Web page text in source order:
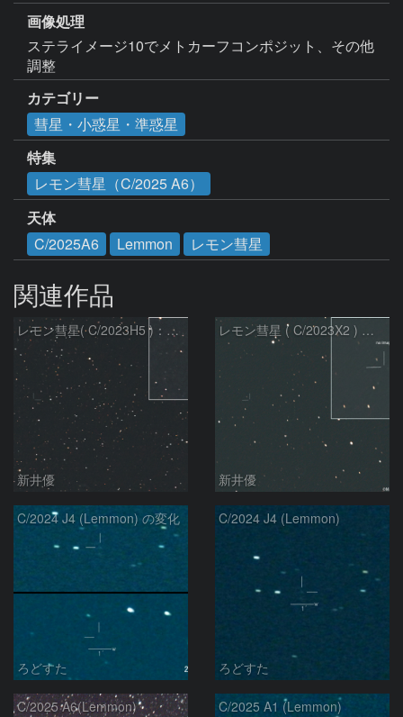
画像処理
ステライメージ10でメトカーフコンポジット、その他
調整
カテゴリー
彗星・小惑星・準惑星
特集
レモン彗星（C/2025 A6）
天体
C/2025A6
Lemmon レモン彗星
関連作品
レモン彗星( C/2023H5 )：2026/05/20
新井優
レモン彗星 ( C/2023X2 ) の予報位置：2026/05/29
新井優
C/2024 J4 (Lemmon) の変化
ろどすた
C/2024 J4 (Lemmon)
ろどすた
C/2025 A6(Lemmon) C/2025 A1 (Lemmon)